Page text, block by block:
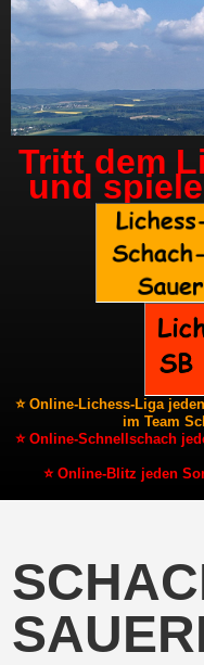
Tritt dem
und
⭐ Online-Lichess-Liga
im Team
⭐ Online-Schnellschach
⭐ Online-Blitz jeden